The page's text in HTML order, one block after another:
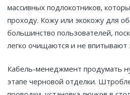
массивных подлокотников,
проходу. Кожу или экокожу для
большинство пользователей,
легко очищаются и не впитывают
Кабель-менеджмент продумать
этапе черновой отделки.